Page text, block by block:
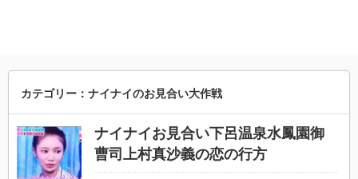
カテゴリー：ナイナイのお見合い大作戦
ナイナイお見合い下呂温泉水鳳園御
曹司上村真沙義の恋の行方